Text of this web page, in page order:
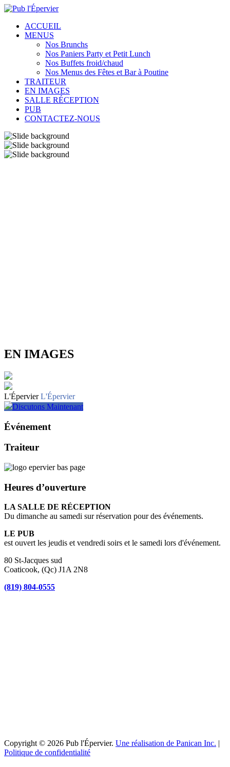
ACCUEIL
MENUS
Nos Brunchs
Nos Paniers Party et Petit Lunch
Nos Buffets froid/chaud
Nos Menus des Fêtes et Bar à Poutine
TRAITEUR
EN IMAGES
SALLE RÉCEPTION
PUB
CONTACTEZ-NOUS
EN IMAGES
L'Épervier L'Épervier
Discutons Maintenant
Événement
Traiteur
Heures d’ouverture
LA SALLE DE RÉCEPTION
Du dimanche au samedi sur réservation pour des événements.
LE PUB
est ouvert les jeudis et vendredi soirs et le samedi lors d'événement.
80 St-Jacques sud
Coaticook, (Qc) J1A 2N8
(819) 804-0555
Copyright © 2026 Pub l'Épervier. Une réalisation de Panican Inc. |
Politique de confidentialité